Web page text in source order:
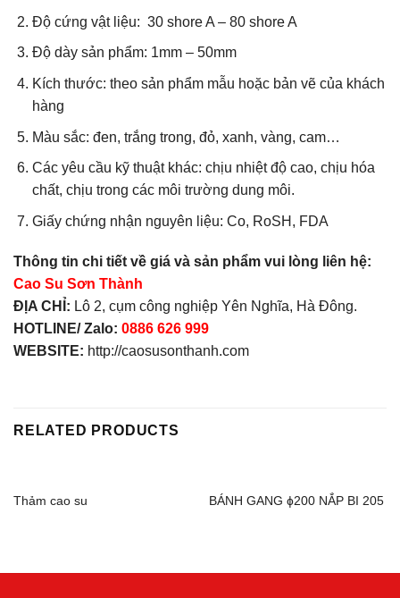
Độ cứng vật liệu: 30 shore A – 80 shore A
Độ dày sản phẩm: 1mm – 50mm
Kích thước: theo sản phẩm mẫu hoặc bản vẽ của khách
hàng
Màu sắc: đen, trắng trong, đỏ, xanh, vàng, cam…
Các yêu cầu kỹ thuật khác: chịu nhiệt độ cao, chịu hóa
chất, chịu trong các môi trường dung môi.
Giấy chứng nhận nguyên liệu: Co, RoSH, FDA
Thông tin chi tiết về giá và sản phẩm vui lòng liên hệ:
Cao Su Sơn Thành
ĐỊA CHỈ: Lô 2, cụm công nghiệp Yên Nghĩa, Hà Đông.
HOTLINE/ Zalo: 0886 626 999
WEBSITE: http://caosusonthanh.com
RELATED PRODUCTS
Thảm cao su BÁNH GANG ɸ200 NẮP BI 205